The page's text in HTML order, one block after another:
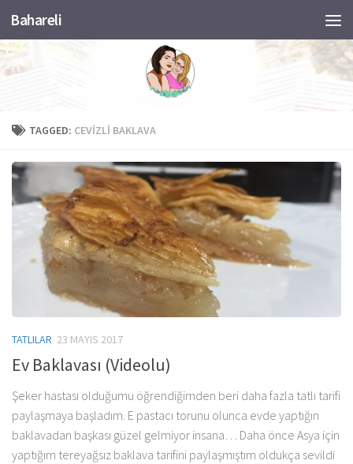
Skip to content
Bahareli
TAGGED: CEVIZLI BAKLAVA
TATLILAR 23 MAYIS 2017
Ev Baklavası (Videolu)
Şeker hastası olduğumu öğrendiğimden beri daha fazla tatlı tarifi
paylaşmaya başladım. E pastacı torunu olunca evde yaptığın
baklavadan başkası güzel gelmiyor insana… Daha önce Asya için
yaptığım tereyağsız baklava tarifini paylaşmıştım oldukça sevildi